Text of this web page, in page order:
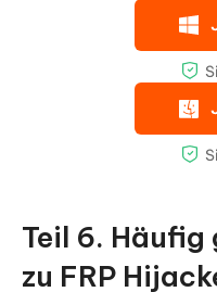
Teil 6. Häufig
zu FRP